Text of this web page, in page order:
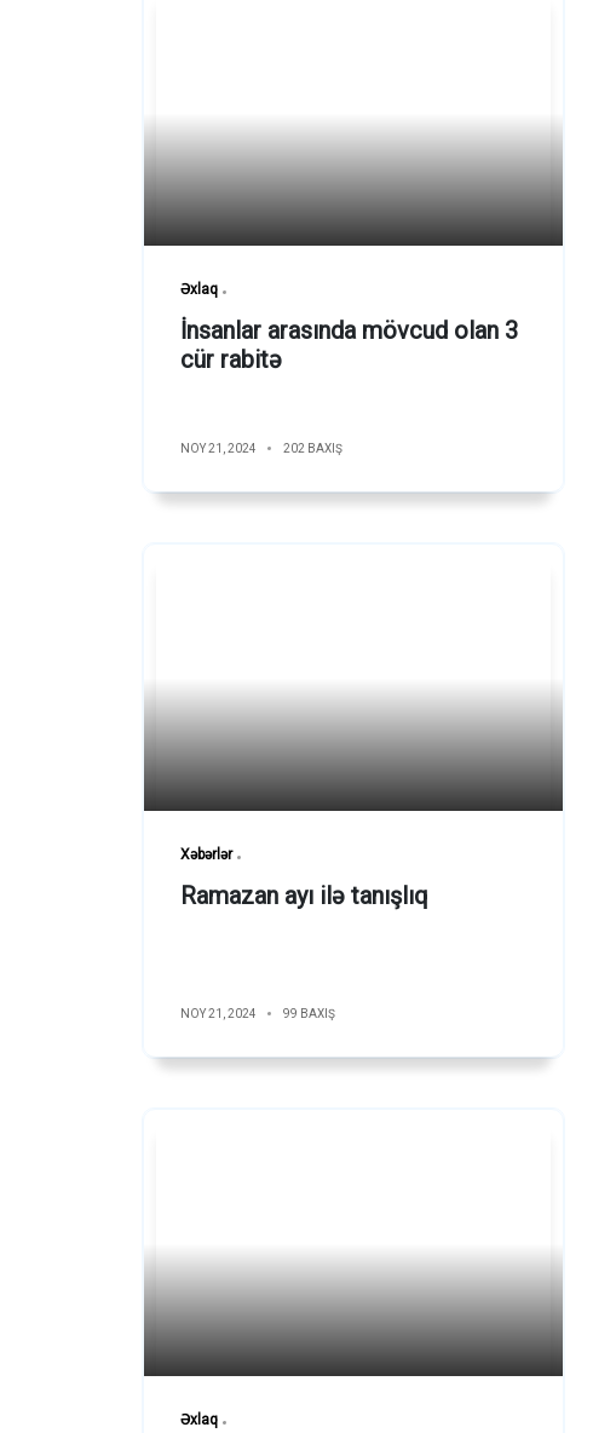
Əxlaq
İnsanlar arasında mövcud olan 3
cür rabitə
NOY 21, 2024 202 BAXIŞ
Xəbərlər
Ramazan ayı ilə tanışlıq
NOY 21, 2024 99 BAXIŞ
Əxlaq